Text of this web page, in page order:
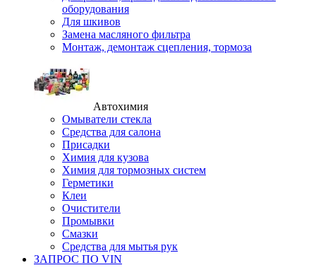
оборудования
Для шкивов
Замена масляного фильтра
Монтаж, демонтаж сцепления, тормоза
Автохимия
Омыватели стекла
Средства для салона
Присадки
Химия для кузова
Химия для тормозных систем
Герметики
Клеи
Очистители
Промывки
Смазки
Средства для мытья рук
ЗАПРОС ПО VIN